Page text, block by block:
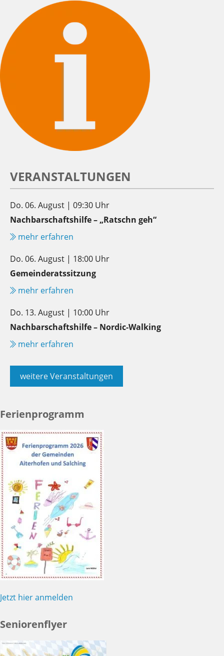
VERANSTALTUNGEN
Do. 06. August | 09:30 Uhr
Nachbarschaftshilfe – „Ratschn geh“
mehr erfahren
Do. 06. August | 18:00 Uhr
Gemeinderatssitzung
mehr erfahren
Do. 13. August | 10:00 Uhr
Nachbarschaftshilfe – Nordic-Walking
mehr erfahren
weitere Veranstaltungen
Ferienprogramm
Jetzt hier anmelden
Seniorenflyer